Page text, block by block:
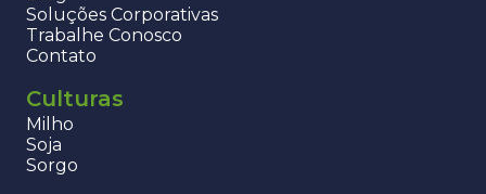
Soluções Corporativas
Trabalhe Conosco
Contato
Culturas
Milho
Soja
Sorgo